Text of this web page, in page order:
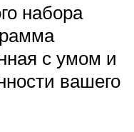
набора
с умом и
вашего